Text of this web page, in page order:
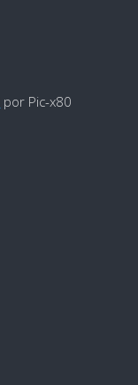
por Pic-x80